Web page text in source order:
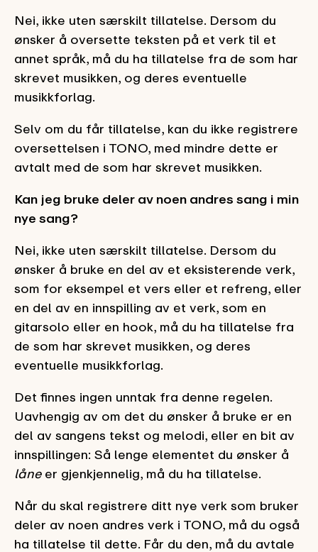
Nei, ikke uten særskilt tillatelse. Dersom du
ønsker å oversette teksten på et verk til et
annet språk, må du ha tillatelse fra de som har
skrevet musikken, og deres eventuelle
musikkforlag.
Selv om du får tillatelse, kan du ikke registrere
oversettelsen i TONO, med mindre dette er
avtalt med de som har skrevet musikken.
Kan jeg bruke deler av noen andres sang i min
nye sang?
Nei, ikke uten særskilt tillatelse. Dersom du
ønsker å bruke en del av et eksisterende verk,
som for eksempel et vers eller et refreng, eller
en del av en innspilling av et verk, som en
gitarsolo eller en hook, må du ha tillatelse fra
de som har skrevet musikken, og deres
eventuelle musikkforlag.
Det finnes ingen unntak fra denne regelen.
Uavhengig av om det du ønsker å bruke er en
del av sangens tekst og melodi, eller en bit av
innspillingen: Så lenge elementet du ønsker å
låne er gjenkjennelig, må du ha tillatelse.
Når du skal registrere ditt nye verk som bruker
deler av noen andres verk i TONO, må du også
ha tillatelse til dette. Får du den, må du avtale